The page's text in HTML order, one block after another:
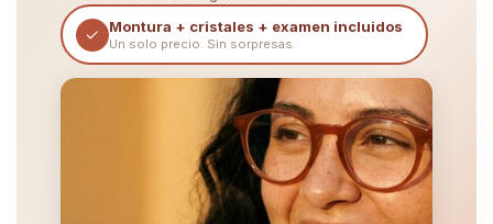
✓ Montura + cristales + examen incluidos
Un solo precio. Sin sorpresas.